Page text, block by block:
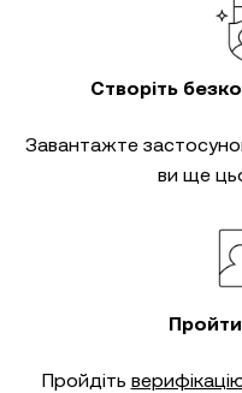
Створіть
Завантажте
ви ще
Пройдіть